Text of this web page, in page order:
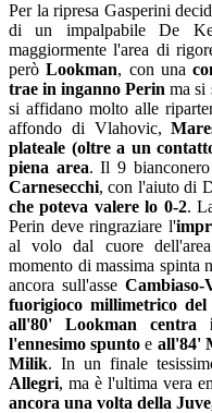
Per la ripresa Gasperini
di un impalpabile De
maggiormente l'area di
peròLookman, con una
trae in inganno Perin ma si
si affidano molto alle
affondo di Vlahovic,
plateale (oltre a un
piena area. Il 9
Carnesecchi, con l'aiuto di
che poteva valere lo 0-2.
Perin deve ringraziare l'
al volo dal cuore
momento di massima spinta
ancora sull'asseCambiaso-
fuorigioco millimetrico del
all'80' Lookman
l'ennesimo spunto e all'84'
Milik. In un finale
Allegri, ma è l'ultima vera
ancora una volta della